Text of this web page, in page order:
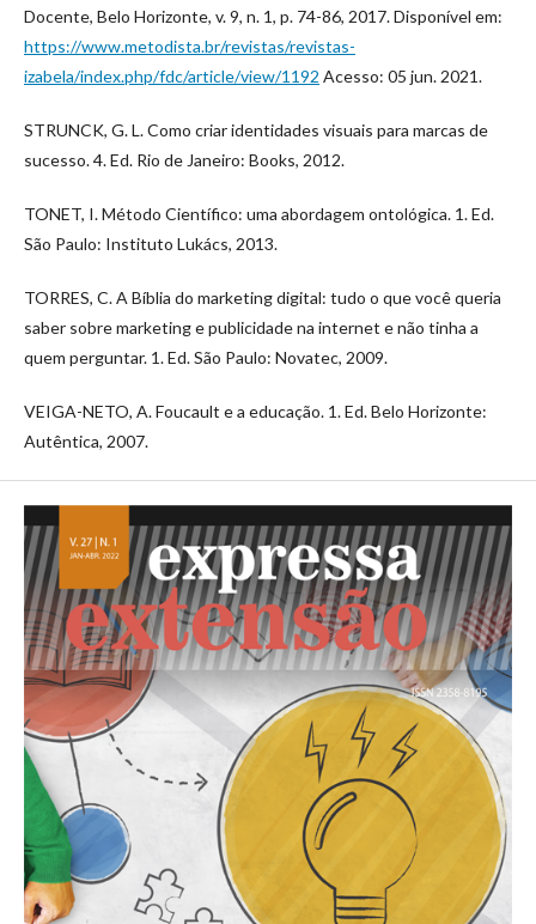
Docente, Belo Horizonte, v. 9, n. 1, p. 74-86, 2017. Disponível em:
https://www.metodista.br/revistas/revistas-
izabela/index.php/fdc/article/view/1192 Acesso: 05 jun. 2021.
STRUNCK, G. L. Como criar identidades visuais para marcas de
sucesso. 4. Ed. Rio de Janeiro: Books, 2012.
TONET, I. Método Científico: uma abordagem ontológica. 1. Ed.
São Paulo: Instituto Lukács, 2013.
TORRES, C. A Bíblia do marketing digital: tudo o que você queria
saber sobre marketing e publicidade na internet e não tinha a
quem perguntar. 1. Ed. São Paulo: Novatec, 2009.
VEIGA-NETO, A. Foucault e a educação. 1. Ed. Belo Horizonte:
Autêntica, 2007.